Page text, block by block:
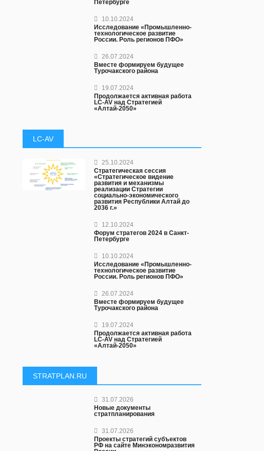
Петербурге
10.10.2024
Исследование «Промышленно-
технологическое развитие
России. Роль регионов ПФО»
26.07.2024
Вместе формируем будущее
Турочакского района
19.07.2024
Продолжается активная работа
LC-AV над Стратегией
«Алтай-2050»
LC-AV
25.10.2024
Стратегическая сессия
«Стратегическое видение
развития и механизмы
реализации Стратегии
социально-экономического
развития Республики Алтай до
2036 г.»
12.10.2024
Форум стратегов 2024 в Санкт-
Петербурге
10.10.2024
Исследование «Промышленно-
технологическое развитие
России. Роль регионов ПФО»
26.07.2024
Вместе формируем будущее
Турочакского района
19.07.2024
Продолжается активная работа
LC-AV над Стратегией
«Алтай-2050»
STRATPLAN.RU
31.07.2026
Новые документы
стратпланирования
31.07.2026
Проекты стратегий субъектов
РФ на сайте Минэкономразвития